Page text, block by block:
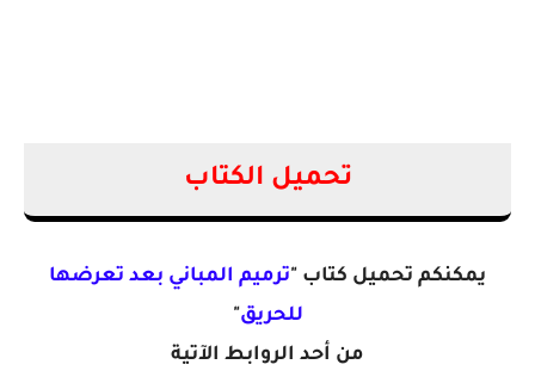
تحميل الكتاب
يمكنكم تحميل كتاب "ترميم المباني بعد تعرضها
للحريق"
من أحد الروابط الآتية